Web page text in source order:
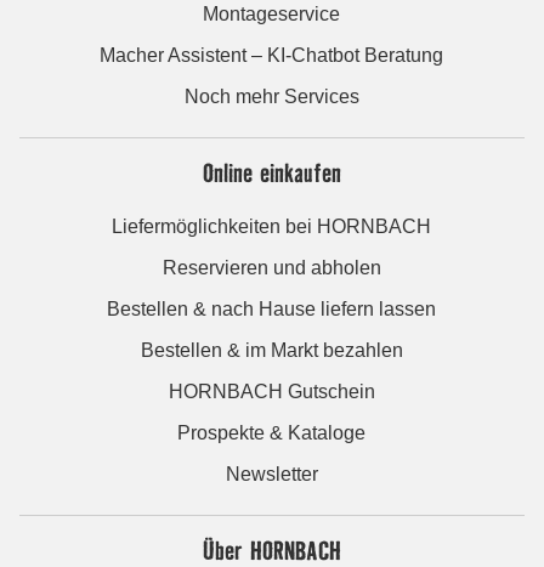
Montageservice
Macher Assistent – KI-Chatbot Beratung
Noch mehr Services
Online einkaufen
Liefermöglichkeiten bei HORNBACH
Reservieren und abholen
Bestellen & nach Hause liefern lassen
Bestellen & im Markt bezahlen
HORNBACH Gutschein
Prospekte & Kataloge
Newsletter
Über HORNBACH